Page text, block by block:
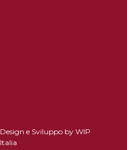
Design e Sviluppo by WIP
Italia